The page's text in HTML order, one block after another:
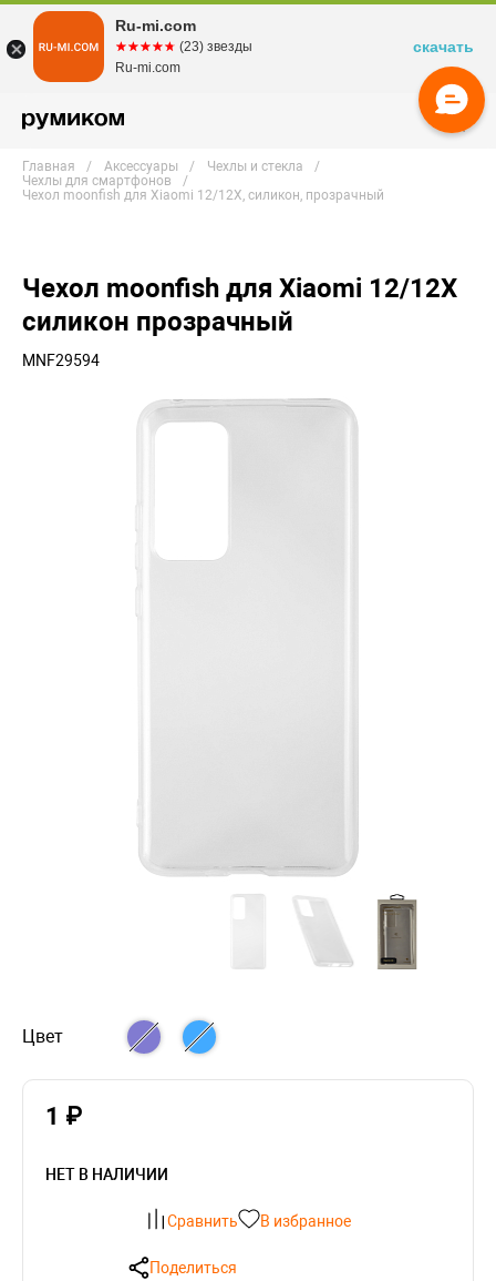
Главная Аксессуары
Чехлы и стекла
Чехлы для смартфонов
Чехол moonfish для Xiaomi 12/12X, силикон, прозрачный
Чехол moonfish для Xiaomi 12/12X
силикон прозрачный
MNF29594
Цвет
1 ₽
НЕТ В НАЛИЧИИ
Сравнить В избранное
Поделиться
Ru-mi.com
☆☆☆☆☆
★★★★★ (23) звезды
Ru-mi.com
скачать